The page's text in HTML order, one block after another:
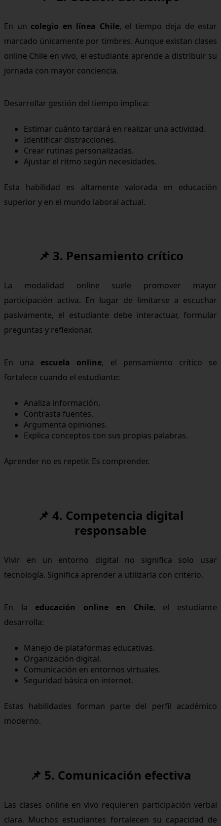
En un colegio en línea Chile, el tiempo deja de estar
marcado únicamente por timbres. Aunque existan clases
online Chile en vivo, el estudiante aprende a distribuir su
jornada con mayor conciencia.
Desarrollar gestión del tiempo implica:
Estimar cuánto tardará en realizar una actividad.
Identificar distracciones.
Crear rutinas personalizadas.
Ajustar el ritmo según necesidades.
Esta habilidad es altamente valorada en educación
superior y en el mundo laboral actual.
📌 3. Pensamiento crítico
La modalidad online suele promover mayor
participación activa. En lugar de limitarse a escuchar
pasivamente, el estudiante debe interactuar, formular
preguntas y reflexionar.
En una escuela online, el pensamiento crítico se
fortalece cuando el estudiante:
Analiza información.
Contrasta fuentes.
Argumenta opiniones.
Explica conceptos con sus propias palabras.
Aprender no es repetir. Es comprender.
📌 4. Competencia digital
responsable
Vivir en un entorno digital no significa solo usar
tecnología. Significa aprender a utilizarla con criterio.
En la educación online en Chile, el estudiante
desarrolla:
Manejo de plataformas educativas.
Organización digital.
Comunicación en entornos virtuales.
Seguridad básica en internet.
Estas habilidades forman parte del perfil académico
moderno.
📌 5. Comunicación efectiva
Las clases online en vivo requieren participación verbal
clara. Muchos estudiantes fortalecen su capacidad de